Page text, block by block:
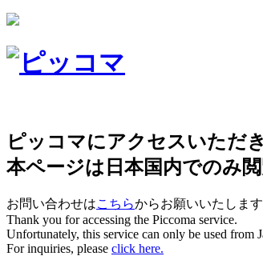
ピッコマにアクセスいただ
本ページは日本国内でのみ
お問い合わせはこちらからお願いいたします
Thank you for accessing the Piccoma service.
Unfortunately, this service can only be used from
For inquiries, please click here.